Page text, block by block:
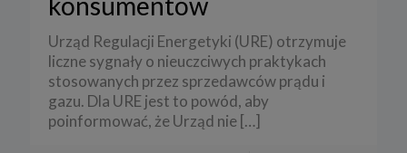
Urząd Regulacji Energetyki (URE) otrzymuje
liczne sygnały o nieuczciwych praktykach
stosowanych przez sprzedawców prądu i
gazu. Dla URE jest to powód, aby
poinformować, że Urząd nie […]